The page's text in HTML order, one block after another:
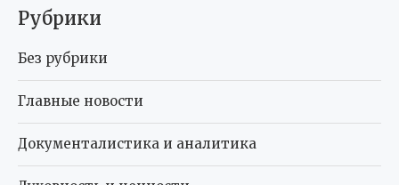
Рубрики
Без рубрики
Главные новости
Документалистика и аналитика